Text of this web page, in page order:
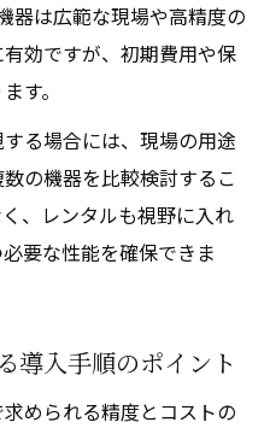
器は広範な現場や高精度の
効ですが、初期費用や保
す。
る場合には、現場の用途
の機器を比較検討するこ
、レンタルも視野に入れ
要な性能を確保できま
導入手順のポイント
められる精度とコストの